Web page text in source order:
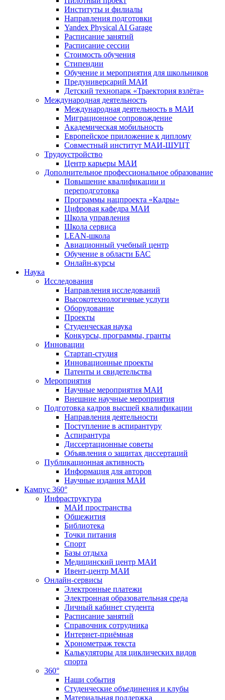
Институты и филиалы
Направления подготовки
Yandex Physical AI Garage
Расписание занятий
Расписание сессии
Стоимость обучения
Стипендии
Обучение и мероприятия для школьников
Предуниверсарий МАИ
Детский технопарк «Траектория взлёта»
Международная деятельность
Международная деятельность в МАИ
Миграционное сопровождение
Академическая мобильность
Европейское приложение к диплому
Совместный институт МАИ-ШУЦТ
Трудоустройство
Центр карьеры МАИ
Дополнительное профессиональное образование
Повышение квалификации и
переподготовка
Программы нацпроекта «Кадры»
Цифровая кафедра МАИ
Школа управления
Школа сервиса
LEAN-школа
Авиационный учебный центр
Обучение в области БАС
Онлайн-курсы
Наука
Исследования
Направления исследований
Высокотехнологичные услуги
Оборудование
Проекты
Студенческая наука
Конкурсы, программы, гранты
Инновации
Стартап-студия
Инновационные проекты
Патенты и свидетельства
Мероприятия
Научные мероприятия МАИ
Внешние научные мероприятия
Подготовка кадров высшей квалификации
Направления деятельности
Поступление в аспирантуру
Аспирантура
Диссертационные советы
Объявления о защитах диссертаций
Публикационная активность
Информация для авторов
Научные издания МАИ
Кампус 360°
Инфраструктура
МАИ пространства
Общежития
Библиотека
Точки питания
Спорт
Базы отдыха
Медицинский центр МАИ
Ивент-центр МАИ
Онлайн-сервисы
Электронные платежи
Электронная образовательная среда
Личный кабинет студента
Расписание занятий
Справочник сотрудника
Интернет-приёмная
Хронометраж текста
Калькуляторы для циклических видов
спорта
360°
Наши события
Студенческие объединения и клубы
Материальная поддержка